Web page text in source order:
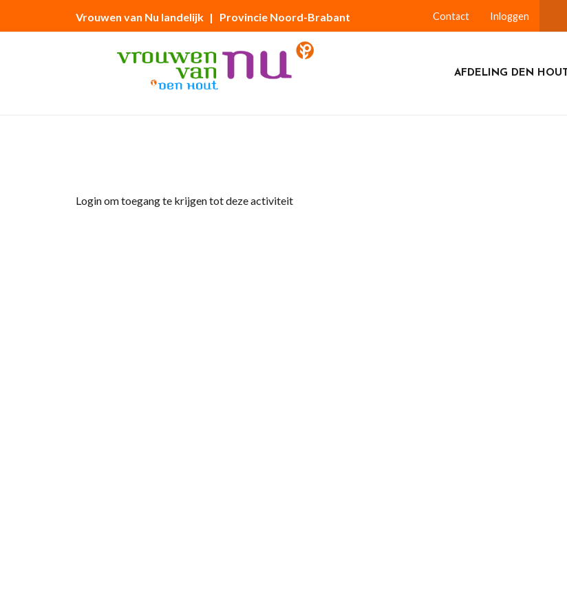
Vrouwen van Nu landelijk | Provincie Noord-Brabant Contact Inloggen
AFDELING DEN HOUT
Login om toegang te krijgen tot deze activiteit